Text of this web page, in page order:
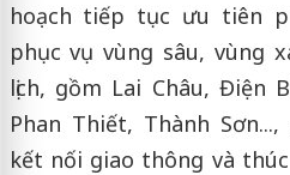
hoạch tiếp tục ưu tiên
phục vụ vùng sâu, vùng
lịch, gồm Lai Châu, Điện
Phan Thiết, Thành
kết nối giao thông và